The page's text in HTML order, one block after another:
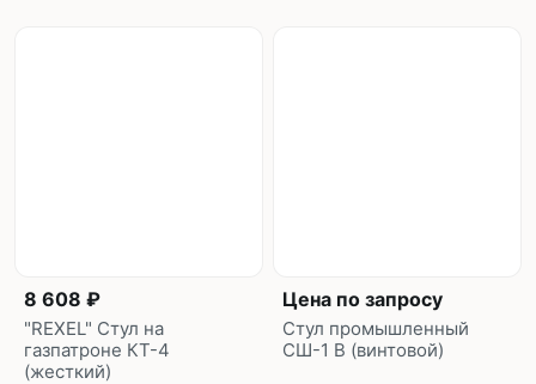
8 608 ₽
"REXEL" Стул на
газпатроне КТ-4
(жесткий)
Цена по запросу
Стул промышленный
СШ-1 В (винтовой)